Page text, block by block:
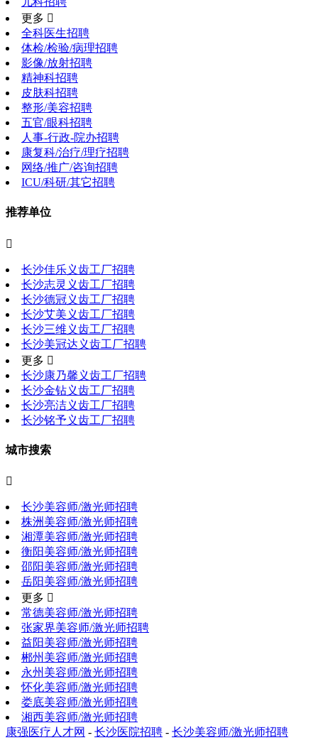
更多 
全科医生招聘
体检/检验/病理招聘
影像/放射招聘
精神科招聘
皮肤科招聘
整形/美容招聘
五官/眼科招聘
人事-行政-院办招聘
康复科/治疗/理疗招聘
网络/推广/咨询招聘
ICU/科研/其它招聘
推荐单位

长沙佳乐义齿工厂招聘
长沙志灵义齿工厂招聘
长沙德冠义齿工厂招聘
长沙艾美义齿工厂招聘
长沙三维义齿工厂招聘
长沙美冠达义齿工厂招聘
更多 
长沙康乃馨义齿工厂招聘
长沙金钻义齿工厂招聘
长沙亮洁义齿工厂招聘
长沙铭予义齿工厂招聘
城市搜索

长沙美容师/激光师招聘
株洲美容师/激光师招聘
湘潭美容师/激光师招聘
衡阳美容师/激光师招聘
邵阳美容师/激光师招聘
岳阳美容师/激光师招聘
更多 
常德美容师/激光师招聘
张家界美容师/激光师招聘
益阳美容师/激光师招聘
郴州美容师/激光师招聘
永州美容师/激光师招聘
怀化美容师/激光师招聘
娄底美容师/激光师招聘
湘西美容师/激光师招聘
康强医疗人才网 - 长沙医院招聘 - 长沙美容师/激光师招聘